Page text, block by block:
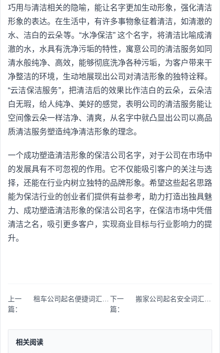
巧用与清洁相关的隐喻，能让名字更加生动形象，强化清洁
形象的表达。在生活中，有许多事物象征着清洁，如清澈的
水、洁白的云朵等。“水净保洁” 这个名字，将清洁比喻成清
澈的水，水具有洗净污垢的特性，寓意公司的清洁服务如同
清水般纯净、高效，能够彻底洗净各种污垢，为客户带来干
净整洁的环境，生动地展现出公司对清洁形象的独特诠释。
“云洁保洁服务”，把清洁后的效果比作洁白的云朵，云朵洁
白无瑕，给人纯净、美好的感觉，表明公司的清洁服务能让
空间像云朵一样洁净、清爽，从名字中就凸显出公司以高品
质清洁服务塑造纯净清洁形象的理念。
一个成功塑造清洁形象的保洁公司名字，对于公司在市场中
的发展具有不可忽视的作用。它不仅能吸引客户的关注与选
择，还能在行业内树立独特的品牌形象。希望这些起名思路
能为保洁行业的创业者们提供有益参考，助力打造出独具魅
力、成功塑造清洁形象的保洁公司名字，在保洁市场中凭借
清洁之名，吸引更多客户，实现商业目标与行业影响力的提
升。
上一
篇：
租车公司起名便捷词汇体现 下一
篇：
搬家公司起名安全词汇运用
相关阅读